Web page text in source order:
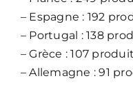
– Espagne : 192
– Portugal : 138
– Grèce : 107
– Allemagne : 91